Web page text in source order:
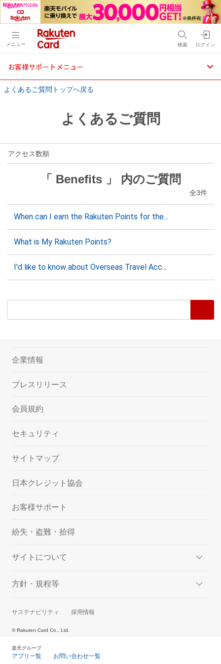
メニュー 検索 ログイン
お客様サポートメニュー
よくあるご質問トップへ戻る
よくあるご質問
アクセス数順
「 Benefits 」 内のご質問
全3件
When can I earn the Rakuten Points for the...
What is My Rakuten Points?
I'd like to know about Overseas Travel Acc...
企業情報
プレスリリース
会員規約
セキュリティ
サイトマップ
日本クレジット協会
お客様サポート
紛失・盗難・拾得
サイトについて
方針・規程等
サステナビリティ 採用情報
© Rakuten Card Co., Ltd.
楽天グループ
アプリ一覧 お問い合わせ一覧